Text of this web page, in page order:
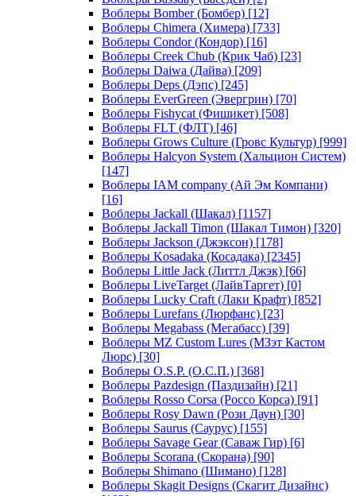
Воблеры Bomber (Бомбер) [12]
Воблеры Chimera (Химера) [733]
Воблеры Condor (Кондор) [16]
Воблеры Creek Chub (Крик Чаб) [23]
Воблеры Daiwa (Дайва) [209]
Воблеры Deps (Дэпс) [245]
Воблеры EverGreen (Эвергрин) [70]
Воблеры Fishycat (Фишикет) [508]
Воблеры FLT (ФЛТ) [46]
Воблеры Grows Culture (Гровс Культур) [999]
Воблеры Halcyon System (Хальцион Систем)
[147]
Воблеры IAM company (Ай Эм Компани)
[16]
Воблеры Jackall (Шакал) [1157]
Воблеры Jackall Timon (Шакал Тимон) [320]
Воблеры Jackson (Джэксон) [178]
Воблеры Kosadaka (Косадака) [2345]
Воблеры Little Jack (Литтл Джэк) [66]
Воблеры LiveTarget (ЛайвТаргет) [0]
Воблеры Lucky Craft (Лаки Крафт) [852]
Воблеры Lurefans (Люрфанс) [23]
Воблеры Megabass (Мегабасс) [39]
Воблеры MZ Custom Lures (МЗэт Кастом
Люрс) [30]
Воблеры O.S.P. (О.С.П.) [368]
Воблеры Pazdesign (Паздизайн) [21]
Воблеры Rosso Corsa (Россо Корса) [91]
Воблеры Rosy Dawn (Рози Даун) [30]
Воблеры Saurus (Саурус) [155]
Воблеры Savage Gear (Саваж Гир) [6]
Воблеры Scorana (Скорана) [90]
Воблеры Shimano (Шимано) [128]
Воблеры Skagit Designs (Скагит Дизайнс)